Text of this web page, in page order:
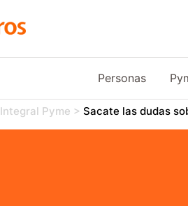
Personas
Integral Pyme > Sacate las dudas